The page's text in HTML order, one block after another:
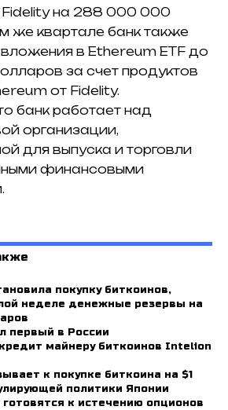
Fidelity на 288 000 000
же квартале банк также
в Ethereum ETF до
за счет продуктов
от Fidelity.
банк работает над
организации,
для выпуска и торговли
финансовыми
покупку биткоинов,
неделе денежные резервы на
первый в России
майнеру биткоинов Intelion
к покупке биткоина на $1
политики Японии
к истечению опционов